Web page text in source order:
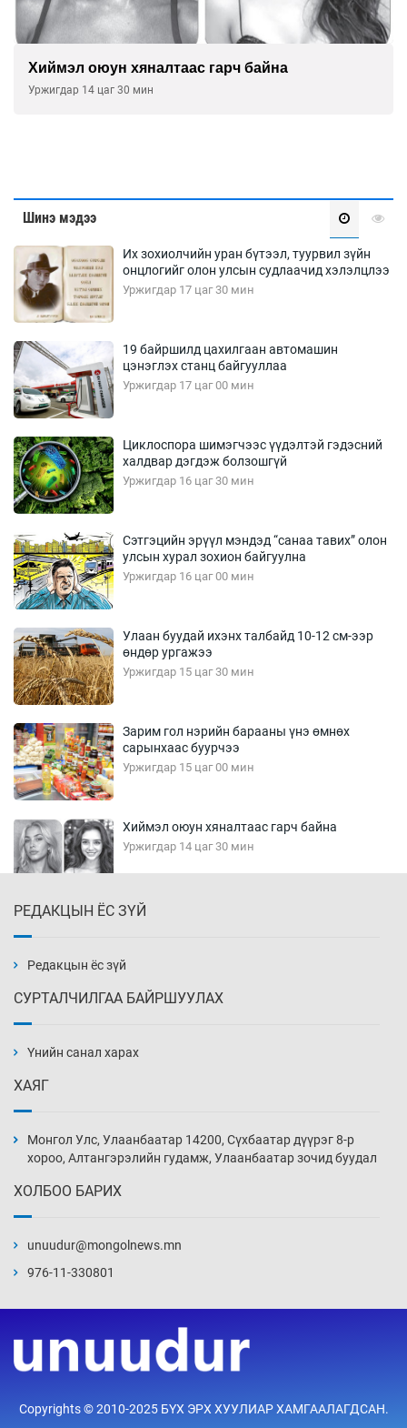
Хиймэл оюун хяналтаас гарч байна
Уржигдар 14 цаг 30 мин
Шинэ мэдээ
Их зохиолчийн уран бүтээл, туурвил зүйн
онцлогийг олон улсын судлаачид хэлэлцлээ
Уржигдар 17 цаг 30 мин
19 байршилд цахилгаан автомашин
цэнэглэх станц байгууллаа
Уржигдар 17 цаг 00 мин
Циклоспора шимэгчээс үүдэлтэй гэдэсний
халдвар дэгдэж болзошгүй
Уржигдар 16 цаг 30 мин
Сэтгэцийн эрүүл мэндэд “санаа тавих” олон
улсын хурал зохион байгуулна
Уржигдар 16 цаг 00 мин
Улаан буудай ихэнх талбайд 10-12 см-ээр
өндөр ургажээ
Уржигдар 15 цаг 30 мин
Зарим гол нэрийн барааны үнэ өмнөх
сарынхаас буурчээ
Уржигдар 15 цаг 00 мин
Хиймэл оюун хяналтаас гарч байна
Уржигдар 14 цаг 30 мин
Уржигдар 14 цаг 00 мин
нэмэгджээ
Уржигдар 13 цаг 30 мин
Уржигдар 13 цаг 00 мин
Уржигдар 12 цаг 30 мин
үйлчилж буй гэв
РЕДАКЦЫН ЁС ЗҮЙ
Редакцын ёс зүй
СУРТАЛЧИЛГАА БАЙРШУУЛАХ
Үнийн санал харах
ХАЯГ
Монгол Улс, Улаанбаатар 14200, Сүхбаатар дүүрэг 8-р
хороо, Алтангэрэлийн гудамж, Улаанбаатар зочид буудал
ХОЛБОО БАРИХ
unuudur@mongolnews.mn
976-11-330801
Copyrights © 2010-2025 БҮХ ЭРХ ХУУЛИАР ХАМГААЛАГДСАН.